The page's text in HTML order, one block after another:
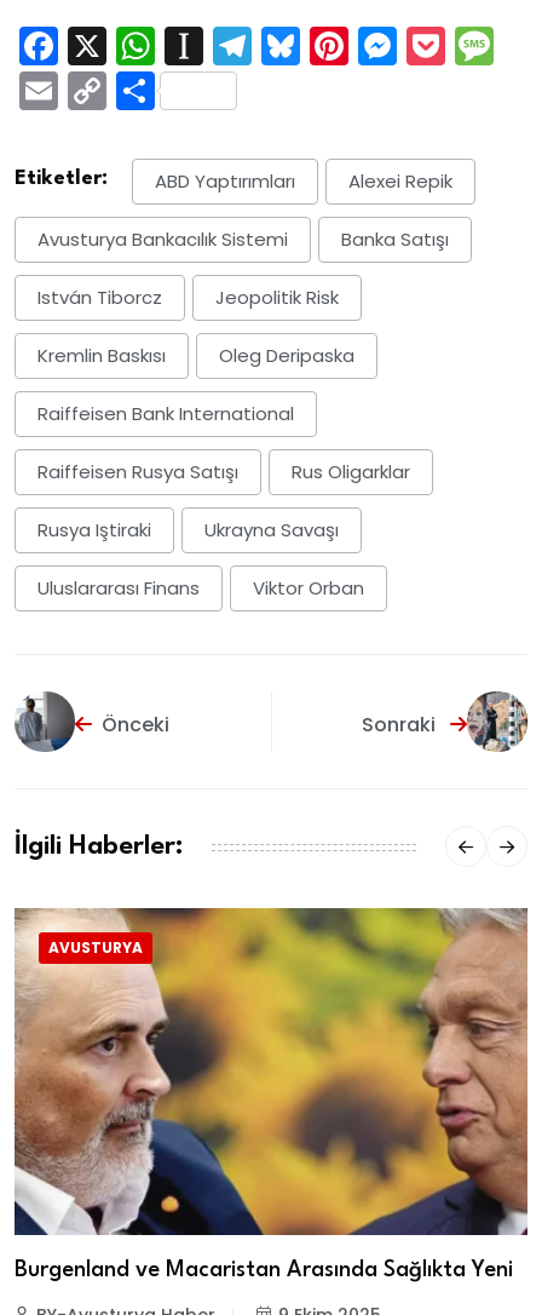
Facebook
X WhatsApp
Instapaper
Telegram
Bluesky
Pinterest
EmailCopy
Link
Share
Etiketler: ABD Yaptırımları Alexei Repik
Avusturya Bankacılık Sistemi Banka Satışı
István Tiborcz Jeopolitik Risk
Kremlin Baskısı Oleg Deripaska
Raiffeisen Bank International
Raiffeisen Rusya Satışı Rus Oligarklar
Rusya Iştiraki Ukrayna Savaşı
Uluslararası Finans Viktor Orban
Önceki Sonraki
İlgili Haberler:
AVUSTURYA
Burgenland ve Macaristan Arasında Sağlıkta Yeni